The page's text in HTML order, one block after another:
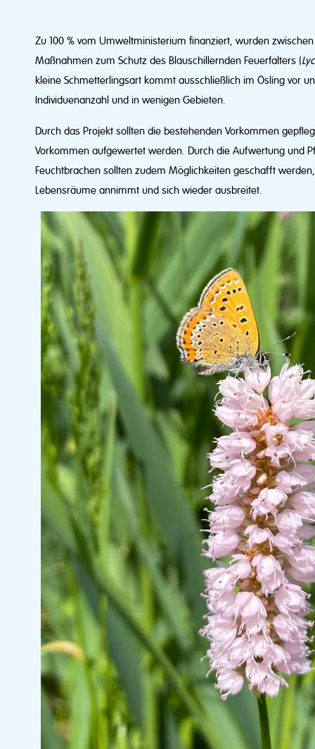
Zu 100 % vom Umweltministerium finanziert, wurden
Maßnahmen zum Schutz des Blauschillernden Feuerfalters (
kleine Schmetterlingsart kommt ausschließlich im Ösling vor
Individuenanzahl und in wenigen Gebieten.
Durch das Projekt sollten die bestehenden Vorkommen
Vorkommen aufgewertet werden. Durch die Aufwertung und
Feuchtbrachen sollten zudem Möglichkeiten geschafft
Lebensräume annimmt und sich wieder ausbreitet.